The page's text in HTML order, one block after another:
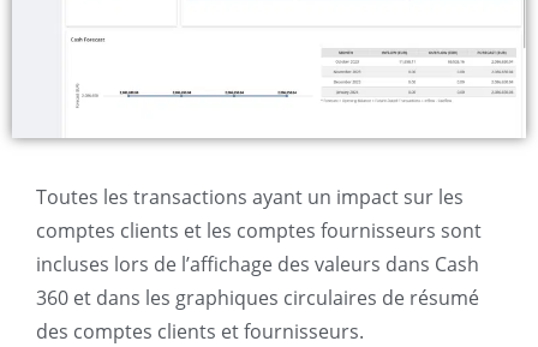
Toutes les transactions ayant un impact sur les
comptes clients et les comptes fournisseurs sont
incluses lors de l’affichage des valeurs dans Cash
360 et dans les graphiques circulaires de résumé
des comptes clients et fournisseurs.